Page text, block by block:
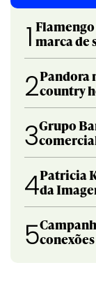
1 marca de
2Pandora
country
3Grupo
4Patricia
da
5conexões